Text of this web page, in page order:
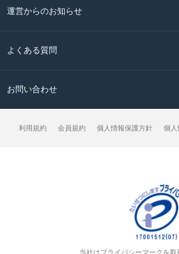
運営からのお知らせ
よくある質問
お問い合わせ
利用規約 会員規約 個人情報保護方針 個人
当社はプライバシーマークを取